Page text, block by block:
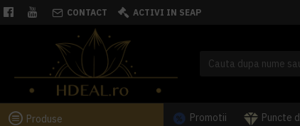
CONTACT ACTIVI IN SEAP
Produse Promotii Puncte